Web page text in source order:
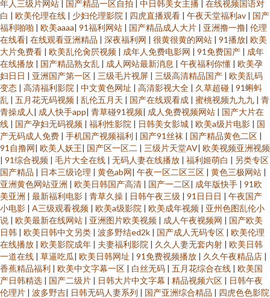
年人三级片网站 | 国产精品一区自拍 | 中日韩美女主播 | 在线视频国语对
白 | 欧美伦理在线 | 少妇伦理影院 | 四虎直播观看 | 午夜天堂福利av | 国产
福利啪啪 | 欧美aaaa| 91福利网站 | 国产精品成人大片 | 亚洲撸一撸| 伦理
在线看| 在线观看亚洲精品 | 深夜福利网 | 很黄很黄的网站 | 91播放| 欧美
大片免费看 | 欧美乱伦肏屄视频 | 成年人免费电影网 | 91免费国产 | 成年
在线播放 | 国产精品熟女乱 | 成人网站最新消息 | 午夜福利你懂 | 欧美孕
妇日日 | 亚洲国产第一区 | 三级毛片视屏 | 三级高清精品国产 | 欧美乱码
变态 | 高清福利影院 | 中文黄色网址 | 高清影视大全 | 久草超碰 | 91蝌蚪
乱 | 五月花无码视频 | 乱伦五月天 | 国产在线观看成 | 蜜桃视频九九九 | 青
青操成人 | 成人快手app| 青草碰91视频| 成人免费视频网站 | 国产大片在
线 | 国产孕妇无码视频 | 福利性影院 | 日韩美女影城 | 欧美a级片电影 | 国
产无码成人免费 | 手机国产视频福利 | 国产91丝袜 | 国产精品黄色二区 |
91自撸网| 欧美人妖王| 国产区一区二 | 三级片天堂AV| 欧美视频亚洲视频
| 91综合视频 | 毛片大全在线 | 无码人妻在线播放 | 福利姬萌白 | 另类专区
国产精品 | 日本三级论理 | 黄色ab网| 午夜一区二区三区 | 黄色三极网站 |
亚洲黄色网站亚洲 | 欧美日韩国产高清 | 国产一二区| 成年版快手 | 91欧
美亚洲 | 最新福利电影 | 青草久操 | 日韩午夜三级 | 91日日日 | 午夜国产
小电影 | A三级观看视频 | 欧美a级影院 | 欧美成年视频 | 亚州色图乱伦小
说 | 欧美最新在线网站 | 亚洲图片欧美视频 | 成人午夜视频网 | 国产欧美
日韩 | 欧美日韩中文另类 | 波多野结ed2k | 国产成人无码专区 | 欧美伦理
在线播放 | 欧美影院成年 | 夫妻福利影院 | 久久人妻无套内射 | 欧美日韩
一道在线 | 草逼吃瓜| 欧美日韩网址 | 91免费视频播放 | 久久午夜精品店 |
香蕉精品福利 | 欧美中文字幕一区 | 白丝无码 | 五月花综合在线 | 欧美国
产日韩精选 | 国产二级片 | 日韩大片中文字幕 | 精品视频六区 | 日韩午夜
伦理片 | 波多野吉| 日韩无码人妻系列 | 国产亚洲综合精品 | 四虎色色影院